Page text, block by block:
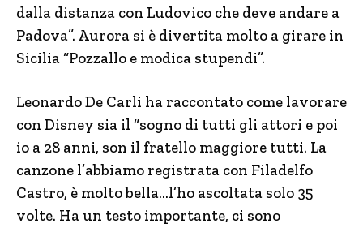
dalla distanza con Ludovico che deve andare a
Padova”. Aurora si è divertita molto a girare in
Sicilia “Pozzallo e modica stupendi”.
Leonardo De Carli ha raccontato come lavorare
con Disney sia il “sogno di tutti gli attori e poi
io a 28 anni, son il fratello maggiore tutti. La
canzone l’abbiamo registrata con Filadelfo
Castro, è molto bella…l’ho ascoltata solo 35
volte. Ha un testo importante, ci sono